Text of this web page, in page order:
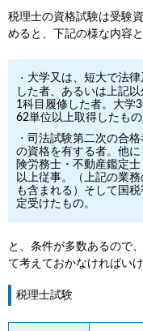
税理士の資格試験は受験
めると、下記の様な内容と
大学又は、短大で法
した者、あるいは上記
1科目履修した者。大学
62単位以上取得したも
司法試験第二次の合
の資格を有する者。他
険労務士・不動産鑑定
以上従事。（上記の業
も含まれる）そして国
定受けたもの。
と、条件が多数あるので
て考えておかなければいけ
税理士試験